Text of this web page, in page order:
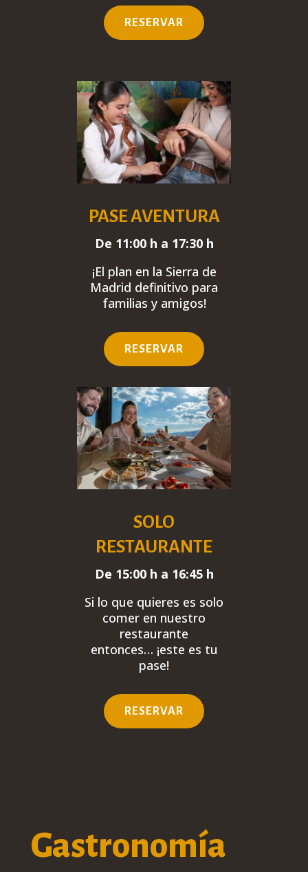
RESERVAR
PASE AVENTURA
De 11:00 h a 17:30 h
¡El plan en la Sierra de
Madrid definitivo para
familias y amigos!
RESERVAR
SOLO
RESTAURANTE
De 15:00 h a 16:45 h
Si lo que quieres es solo
comer en nuestro
restaurante
entonces… ¡este es tu
pase!
RESERVAR
Gastronomía